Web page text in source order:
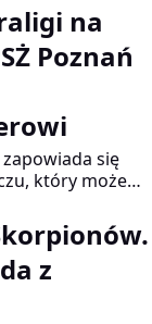
na
Poznań
się
który może
czołówki
Poznań zmierzy
Polonią
na
z